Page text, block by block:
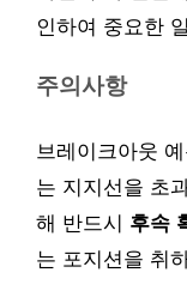
인하여 중요한
주의사항
브레이크아웃
는 지지선을 초
해 반드시 후속
는 포지션을 취